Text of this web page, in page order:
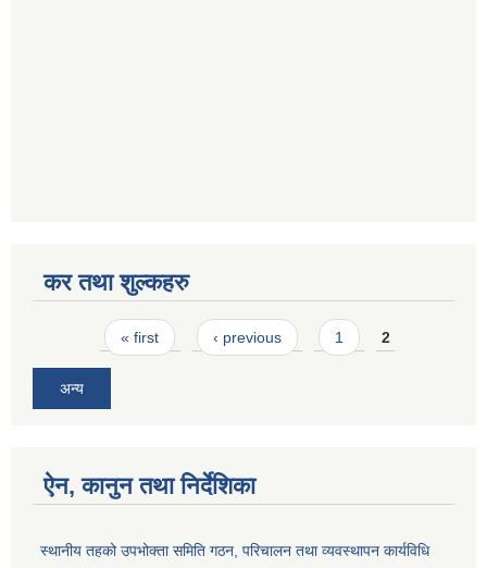
कर तथा शुल्कहरु
Pages« first ‹ previous 1 2
अन्य
ऐन, कानुन तथा निर्देशिका
स्थानीय तहको उपभोक्ता समिति गठन, परिचालन तथा व्यवस्थापन कार्यविधि